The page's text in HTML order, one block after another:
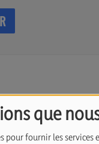
que
pour fournir les